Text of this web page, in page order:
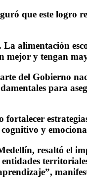
que este logro
alimentación
mejor y tengan
del Gobierno
para
y
resaltó el